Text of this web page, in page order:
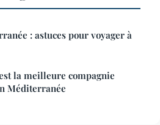
: astuces pour voyager à
la meilleure compagnie
Méditerranée